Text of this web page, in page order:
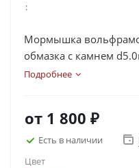
:
Мормышка
обмазка с камнем
Подробнее
от 1 800 ₽
Есть в наличии
Цвет